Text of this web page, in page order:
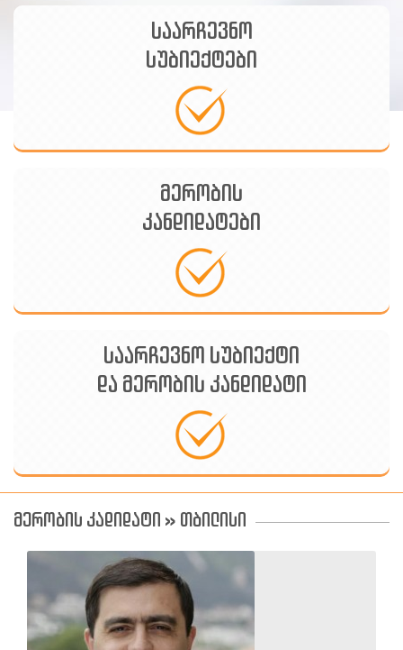
საარჩევნო
სუბიექტები
მერობის
კანდიდატები
საარჩევნო სუბიექტი
და მერობის კანდიდატი
მერობის კადიდატი » თბილისი